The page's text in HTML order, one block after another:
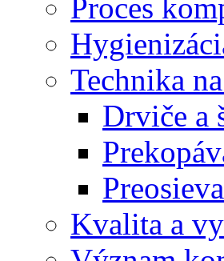
Proces
Technika
Drviče a
Kvalita a